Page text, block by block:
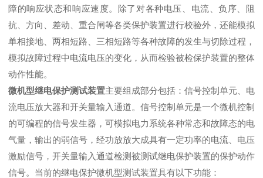
障的响应状态和响应速度。除了对各种电压、电流、负序、阻
抗、方向、差动、重合闸等各类保护装置进行校验外，还能模拟
单相接地、两相短路、三相短路等各种故障的发生与切除过程，
模拟故障过程中电流电压的变化，从而检验被检保护装置的整体
动作性能。
微机型继电保护测试装置主要组成部分包括：信号控制单元、电
流电压放大器和开关量输入通道。信号控制单元是一个微机控制
的可编程的信号发生器，可模拟电力系统各种常态和故障态的电
气量，输出的弱信号，经功放放大成具有一定功率的电流、电压
激励信号，开关量输入通道检测被测试继电保护装置的保护动作
信号。当前的继电保护微机型测试装置具有以下功能：